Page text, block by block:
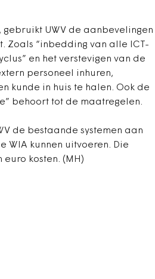
UWV de aanbevelingen
Zoals “inbedding van alle ICT-
en het verstevigen van de
personeel inhuren,
kunde in huis te halen. Ook de
behoort tot de maatregelen.
de bestaande systemen aan
WIA kunnen uitvoeren. Die
kosten. (MH)